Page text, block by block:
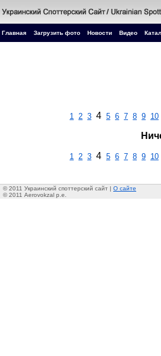
Главная Загрузить фото Новости Видео
1 2 3 4 5 6 7 8 9 10
1 2 3 4 5 6 7 8 9 10
© 2011 Украинский споттерский сайт | О сайте
© 2011 Aerovokzal p.e.